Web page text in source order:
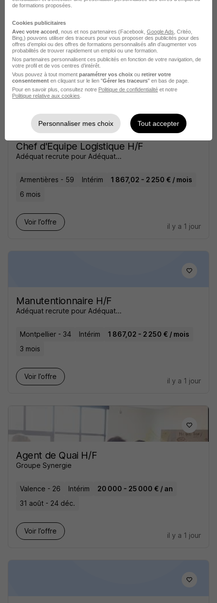
Chef d'Equipe Logistique H/F
Cestas - 33 Intérim 2 100 - 2 200 € / mois 6 mois
Voir l’offre
il y a 1 jour
Chef d'Equipe Logistique H/F
Adéquat recrute pour Adéquat...
Armentières - 59 Intérim
1 867,02 - 2 250 € / mois
6 mois
Voir l’offre
il y a 1 jour
Manutentionnaire H/F
Adéquat recrute pour Adéquat...
Montpellier - 34 Intérim
1 867,02 - 2 250 € / mois
3 mois
Voir l’offre
il y a 1 jour
Agent de Quai H/F
Groupe Synergie
Valence - 26 Intérim
20 000 - 25 000 € / an
31 août - 24 déc.
Voir l’offre
il y a 1 jour
de formations proposées.
Cookies publicitaires
Avec votre accord , nous et nos partenaires (Facebook, Google Ads , Critéo,
Bing,) pouvons utiliser des traceurs pour vous proposer des publicités pour des
offres d’emploi ou des offres de formations personnalisés afin d’augmenter vos
probabilités de trouver rapidement un emploi ou une formation.
Nos partenaires personnalisent ces publicités en fonction de votre navigation, de
votre profil et de vos centres d’intérêt.
Vous pouvez à tout moment paramétrer vos choix ou retirer votre
consentement en cliquant sur le lien "Gérer les traceurs" en bas de page.
Pour en savoir plus, consultez notre Politique de confidentialité et notre
Politique relative aux cookies
Personnaliser mes choix Tout accepter